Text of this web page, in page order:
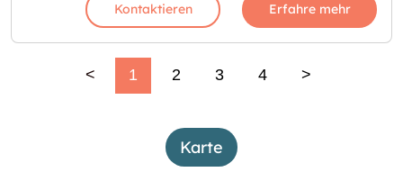
Kontaktieren Erfahre mehr
< 1 2 3 4 >
Karte